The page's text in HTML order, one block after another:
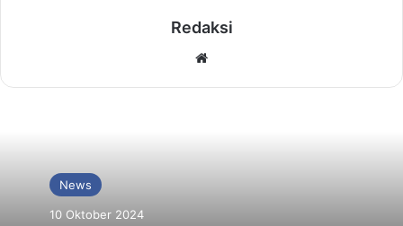
Redaksi
News
10 Oktober 2024